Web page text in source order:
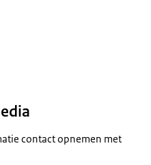
contact opnemen met